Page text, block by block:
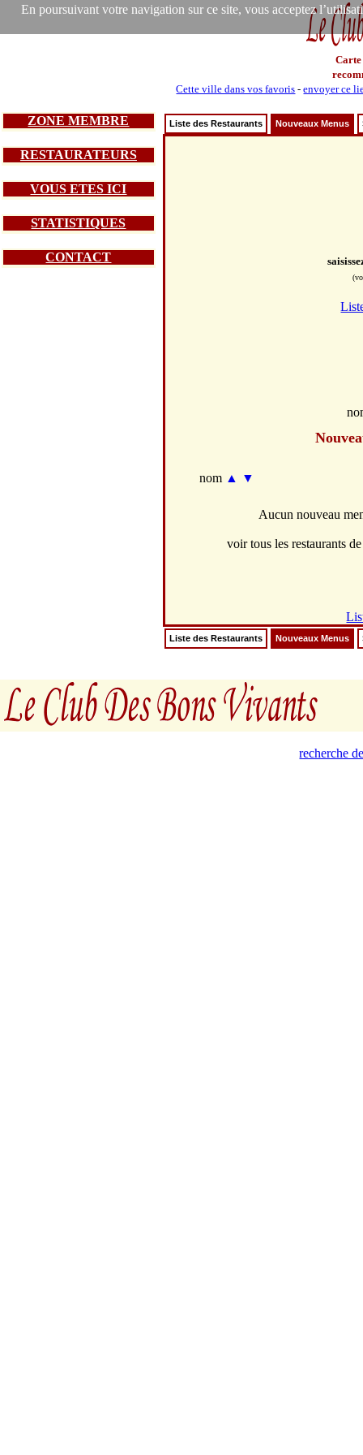
En poursuivant votre navigation sur ce site, vous acceptez
Carte
Cette ville dans vos favoris -envoyer ce
ZONE MEMBRE
RESTAURATEURS
VOUS ETES ICI
STATISTIQUES
CONTACT
Liste des Restaurants Nouveaux Menus
nom ▲ ▼
Aucun nouveau
voir tous les restaurants
Liste des Restaurants Nouveaux Menus
recherche